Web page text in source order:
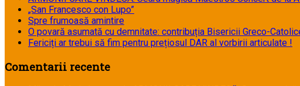
„San Francesco con Lupo”
Spre frumoasă amintire
O povară asumată cu demnitate: contribuția Bisericii Greco-
Fericiți ar trebui să fim pentru prețiosul DAR al vorbirii articulate !
Comentarii recente